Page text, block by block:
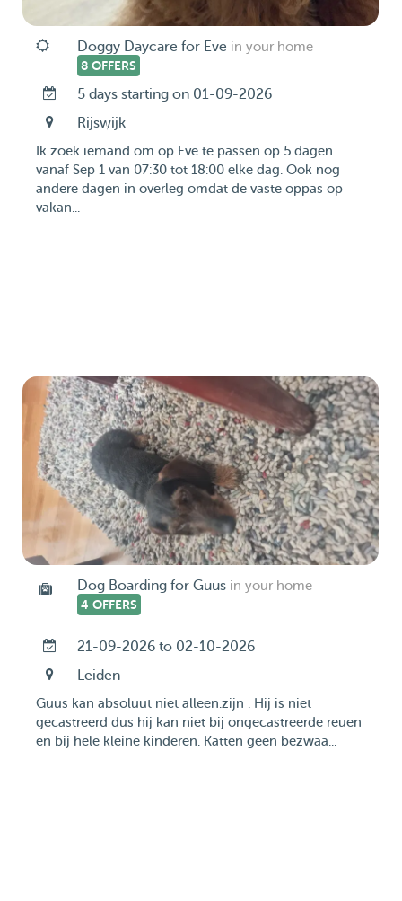
Doggy Daycare for Eve in your home
8 OFFERS
5 days starting on 01-09-2026
Rijswijk
Ik zoek iemand om op Eve te passen op 5 dagen
vanaf Sep 1 van 07:30 tot 18:00 elke dag. Ook nog
andere dagen in overleg omdat de vaste oppas op
vakan...
Dog Boarding for Guus in your home
4 OFFERS
21-09-2026 to 02-10-2026
Leiden
Guus kan absoluut niet alleen.zijn . Hij is niet
gecastreerd dus hij kan niet bij ongecastreerde reuen
en bij hele kleine kinderen. Katten geen bezwaa...